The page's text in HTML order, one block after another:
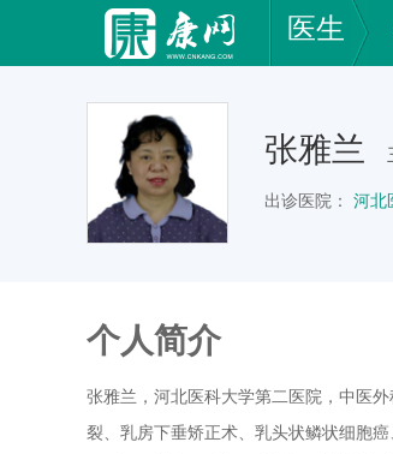
医生
张雅兰
出诊医院： 河北
个人简介
张雅兰，河北医科大学第二医院，中医
裂、乳房下垂矫正术、乳头状鳞状细胞